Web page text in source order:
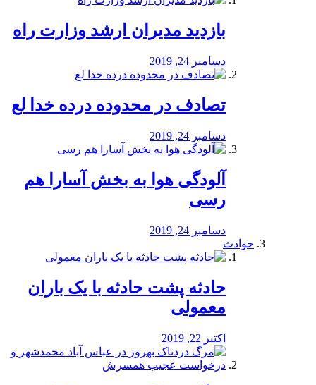
بازدید مدیران ارشد وزارت راه
دسامبر 24, 2019
تصادف در محدوده درده خدا لع
دسامبر 24, 2019
آلودگی هوا به بخش آسارا هم
رسی
دسامبر 24, 2019
حوادث
️حادثه پشت حادثه با یک باران
معمولی
اکتبر 22, 2019